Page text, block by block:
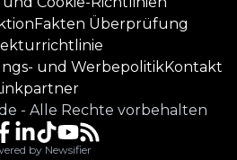
Fakten Überprüfung
und WerbepolitikKontakt
- Alle Rechte vorbehalten
by Newsifier